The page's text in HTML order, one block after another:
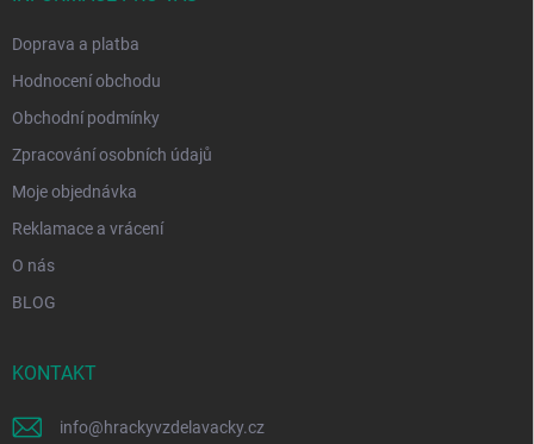
Doprava a platba
Hodnocení obchodu
Obchodní podmínky
Zpracování osobních údajů
Moje objednávka
Reklamace a vrácení
O nás
BLOG
KONTAKT
info@hrackyvzdelavacky.cz